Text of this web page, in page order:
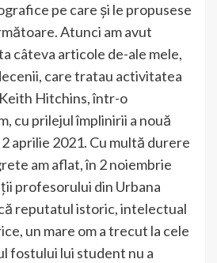
pe care și le propusese
Atunci am avut
câteva articole de-ale mele,
care tratau activitatea
Hitchins, într-o
cu prilejul împlinirii a nouă
aprilie 2021. Cu multă durere
am aflat, în 2 noiembrie
profesorului din Urbana
reputatul istoric, intelectual
un mare om a trecut la cele
fostului lui student nu a